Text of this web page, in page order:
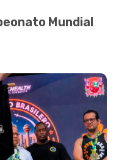
Mundial